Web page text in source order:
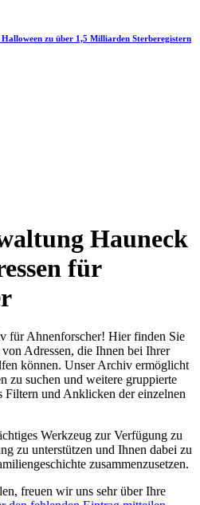
zu über 1,5 Milliarden Sterberegistern
Hauneck
für
für Ahnenforscher! Hier finden Sie
Adressen, die Ihnen bei Ihrer
können. Unser Archiv ermöglicht
zu suchen und weitere gruppierte
Filtern und Anklicken der einzelnen
Werkzeug zur Verfügung zu
zu unterstützen und Ihnen dabei zu
zusammenzusetzen.
freuen wir uns sehr über Ihre